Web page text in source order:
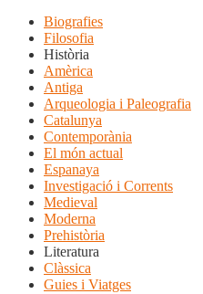
Biografies
Filosofia
Història
Amèrica
Antiga
Arqueologia i Paleografia
Catalunya
Contemporània
El món actual
Espanaya
Investigació i Corrents
Medieval
Moderna
Prehistòria
Literatura
Clàssica
Guies i Viatges